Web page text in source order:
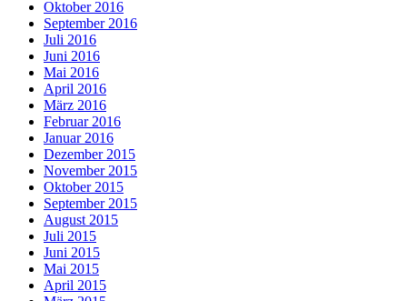
Oktober 2016
September 2016
Juli 2016
Juni 2016
Mai 2016
April 2016
März 2016
Februar 2016
Januar 2016
Dezember 2015
November 2015
Oktober 2015
September 2015
August 2015
Juli 2015
Juni 2015
Mai 2015
April 2015